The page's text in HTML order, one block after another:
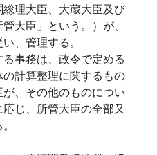
理大臣、大蔵大臣及び
大臣」という。）が、
、管理する。
事務は、政令で定める
計算整理に関するもの
、その他のものについ
じ、所管大臣の全部又